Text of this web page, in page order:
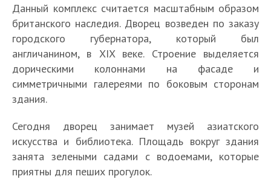
Данный комплекс считается масштабным образом
британского наследия. Дворец возведен по заказу
городского губернатора, который был
англичанином, в XIX веке. Строение выделяется
дорическими колоннами на фасаде и
симметричными галереями по боковым сторонам
здания.
Сегодня дворец занимает музей азиатского
искусства и библиотека. Площадь вокруг здания
занята зелеными садами с водоемами, которые
приятны для пеших прогулок.